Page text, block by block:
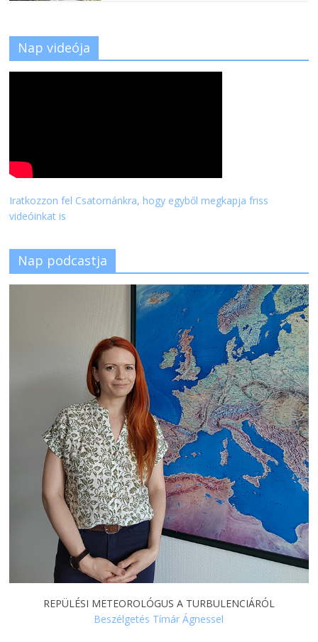
Nap videója
Iratkozzon fel Csatornánkra, hogy egyből megkapja friss
videóinkat is
Nap podcastja
REPÜLÉSI METEOROLÓGUS A TURBULENCIÁRÓL
Beszélgetés Tímár Ágnessel